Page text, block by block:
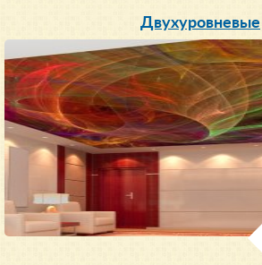
Двухуровневые